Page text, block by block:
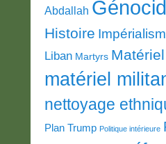
Abdallah
Histoire
Liban Martyrs
matériel
nettoyage
Plan Trump Politique intérieure